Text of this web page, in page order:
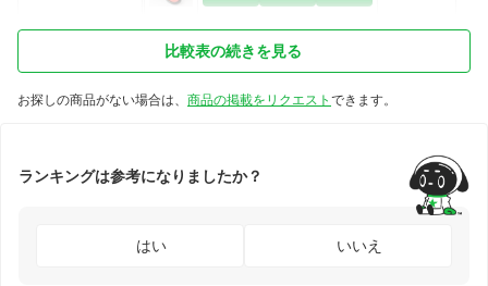
比較表の続きを見る
お探しの商品がない場合は、 商品の掲載をリクエスト できます。
ランキングは参考になりましたか？
はい いいえ